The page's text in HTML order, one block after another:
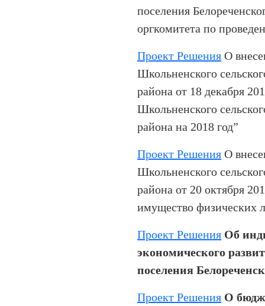
поселения
оргкомитета по
Проект Решения О
Школьненского
района от 18 декабря
Школьненского
района на 2018 год”
Проект Решения О
Школьненского
района от 20 октября
имущество физических
Проект Решения Об
экономического
поселения
Проект Решения О